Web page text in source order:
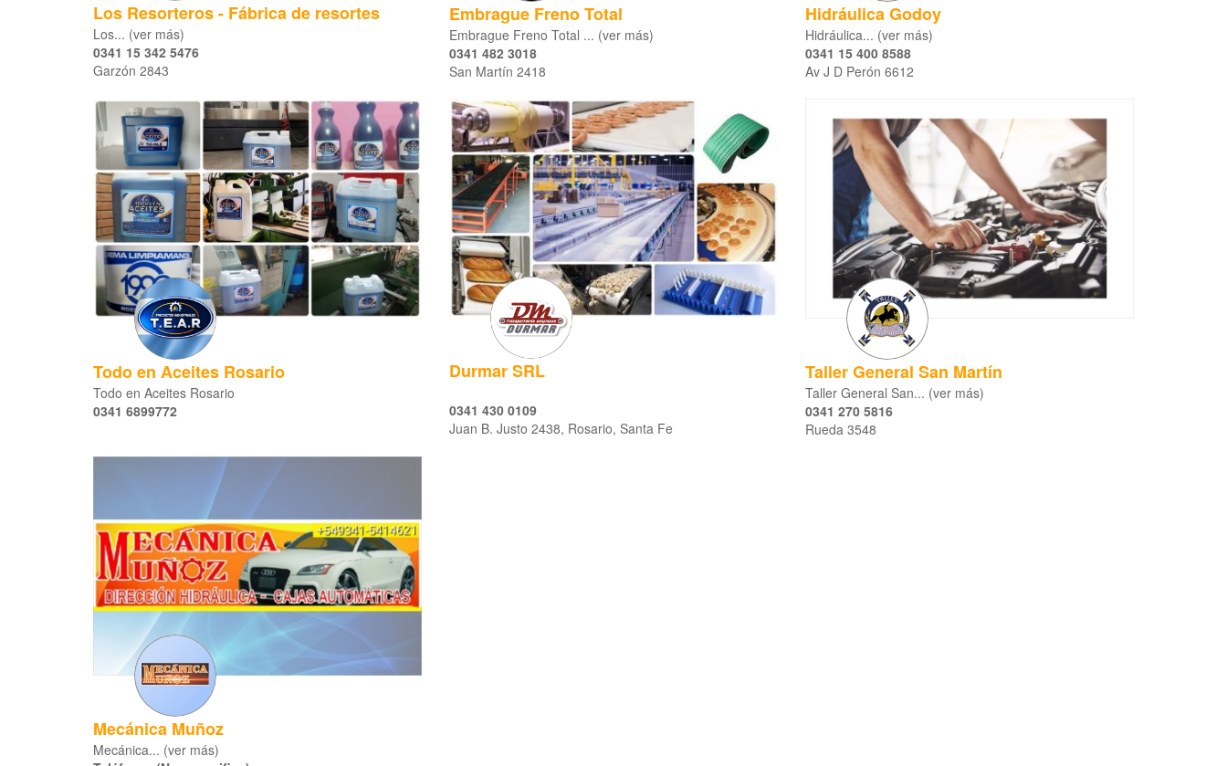
Los Resorteros - Fábrica de resortes
Los... (ver más)
0341 15 342 5476
Garzón 2843
Embrague Freno Total
Embrague Freno Total ... (ver más)
0341 482 3018
San Martín 2418
Hidráulica Godoy
Hidráulica... (ver más)
0341 15 400 8588
Av J D Perón 6612
Todo en Aceites Rosario
Todo en Aceites Rosario
0341 6899772
Durmar SRL
0341 430 0109
Juan B. Justo 2438, Rosario, Santa Fe
Taller General San Martín
Taller General San... (ver más)
0341 270 5816
Rueda 3548
Mecánica Muñoz
Mecánica... (ver más)